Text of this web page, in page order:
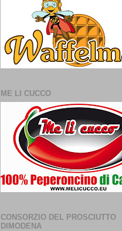
ME LI CUCCO
CONSORZIO DEL PROSCIUTTO
DIMODENA